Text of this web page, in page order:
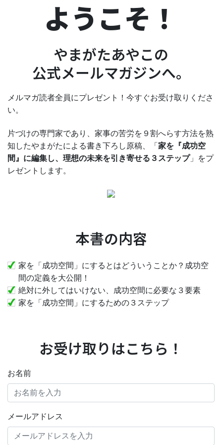
ようこそ！
やまがたあやこの
公式メールマガジンへ。
メルマガ読者全員にプレゼント！今すぐお受け取りくださ
い。
片づけの専門家であり、家事の苦労を９割へらす方法を熟
知したやまがたによる書き下ろし原稿、「 家を『成功空
間』に編集し、理想の未来を引き寄せる３ステップ」をプ
レゼントします。
本書の内容
家を「成功空間」にするとはどういうことか？成功空
間の定義を大公開！
絶対に外してはいけない、成功空間に必要な３要素
家を「成功空間」にするための３ステップ
お受け取りはこちら！
お名前
メールアドレス